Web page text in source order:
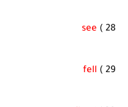
28 )
see
29 )
fell